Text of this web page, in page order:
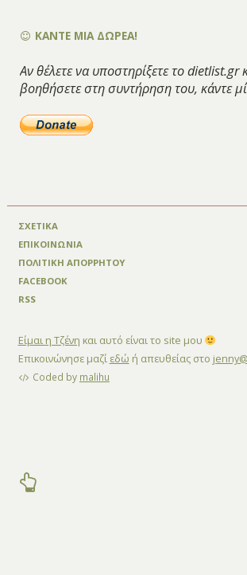
ΚΑΝΤΕ ΜΙΑ ΔΩΡΕΑ!
Αν θέλετε να υποστηρίξετε το dietlist.gr
βοηθήσετε στη συντήρηση του, κάντε
ΣΧΕΤΙΚΑ
ΕΠΙΚΟΙΝΩΝΙΑ
ΠΟΛΙΤΙΚΗ ΑΠΟΡΡΗΤΟΥ
FACEBOOK
RSS
Είμαι η Τζένη και αυτό είναι το site μου
Επικοινώνησε μαζί εδώ ή απευθείας στο
Coded by malihu